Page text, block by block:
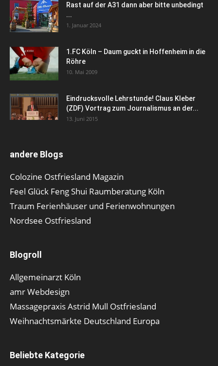
Rast auf der A31 dann aber bitte unbedingt
...
1. Januar 2024
1.FC Köln – Daum guckt in Hoffenheim in die
Röhre
10. Mai 2009
Eindrucksvolle Lehrstunde! Claus Kleber
(ZDF) Vortrag zum Journalismus an der...
13. Juni 2015
andere Blogs
Colozine Ostfriesland Magazin
Feel Glück Feng Shui Raumberatung Köln
Traum Ferienhäuser und Ferienwohnungen
Nordsee Ostfriesland
Blogroll
Allgemeinarzt Köln
amr Webdesign
Massagepraxis Astrid Mull Ostfriesland
Weihnachtsmärkte Deutschland Europa
Beliebte Kategorie